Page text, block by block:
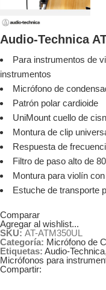
Audio-Technica
Para instrumentos de
instrumentos
Micrófono de
Patrón polar cardioide
UniMount cuello de
Montura de clip
Respuesta de
Filtro de paso alto de
Montura para violín
Estuche de transporte
Comparar
Agregar al wishlist...
SKU: AT-ATM350UL
Categoría: Micrófono de
Etiquetas: Audio-Technica,
Micrófonos para
Compartir: